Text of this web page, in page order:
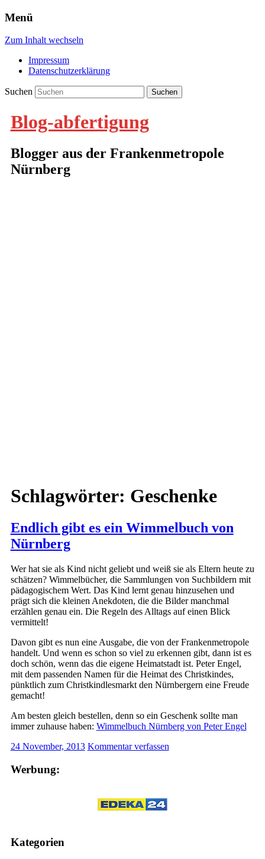
Menü
Zum Inhalt wechseln
Impressum
Datenschutzerklärung
Suchen
Blog-abfertigung
Blogger aus der Frankenmetropole
Nürnberg
Schlagwörter: Geschenke
Endlich gibt es ein Wimmelbuch von
Nürnberg
Wer hat sie als Kind nicht geliebt und weiß sie als Eltern heute zu
schätzen? Wimmelbücher, die Sammlungen von Suchbildern mit
pädagogischem Wert. Das Kind lernt genau hinzusehen und
prägt sich die kleinen Anekdoten, die die Bilder manchmal
erzählen genau ein. Die Regeln des Alltags auf einen Blick
vermittelt!
Davon gibt es nun eine Ausgabe, die von der Frankenmetropole
handelt. Und wenn es schon so viel zu erkennen gibt, dann ist es
doch schön, wenn das die eigene Heimatstadt ist. Peter Engel,
mit dem passenden Namen für die Heimat des Christkindes,
pünktlich zum Christkindlesmarkt den Nürnbergern eine Freude
gemacht!
Am besten gleich bestellen, denn so ein Geschenk sollte man
immer zuhause haben: Wimmelbuch Nürnberg von Peter Engel
24 November, 2013 Kommentar verfassen
Werbung:
Kategorien